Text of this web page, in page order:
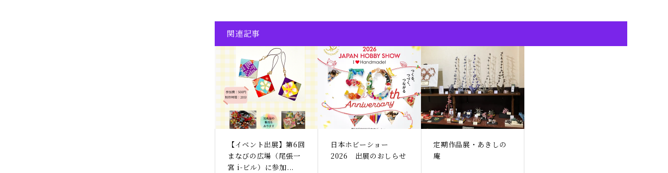
関連記事
【イベント出展】第6回
まなびの広場（尾張一
宮 i-ビル）に参加...
日本ホビーショー
2026 出展のおしらせ
定期作品展・あきしの
庵